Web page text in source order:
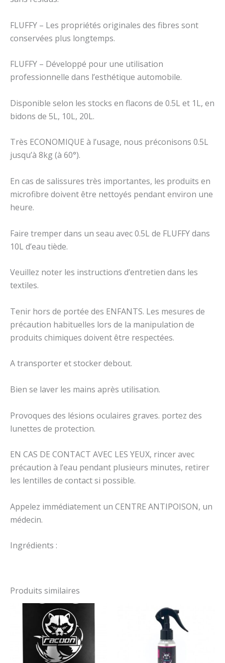
FLUFFY – Les propriétés originales des fibres sont
conservées plus longtemps.
FLUFFY – Développé pour une utilisation
professionnelle dans l’esthétique automobile.
Disponible selon les stocks en flacons de 0.5L et 1L, en
bidons de 5L, 10L, 20L.
Très ECONOMIQUE à l’usage, nous préconisons 0.5L
jusqu’à 8kg (à 60°).
En cas de salissures très importantes, les produits en
microfibre doivent être nettoyés pendant environ une
heure.
Faire tremper dans un seau avec 0.5L de FLUFFY dans
10L d’eau tiède.
Veuillez noter les instructions d’entretien dans les
textiles.
Tenir hors de portée des ENFANTS. Les mesures de
précaution habituelles lors de la manipulation de
produits chimiques doivent être respectées.
A transporter et stocker debout.
Bien se laver les mains après utilisation.
Provoques des lésions oculaires graves. portez des
lunettes de protection.
EN CAS DE CONTACT AVEC LES YEUX, rincer avec
précaution à l’eau pendant plusieurs minutes, retirer
les lentilles de contact si possible.
Appelez immédiatement un CENTRE ANTIPOISON, un
médecin.
Ingrédients :
Produits similaires